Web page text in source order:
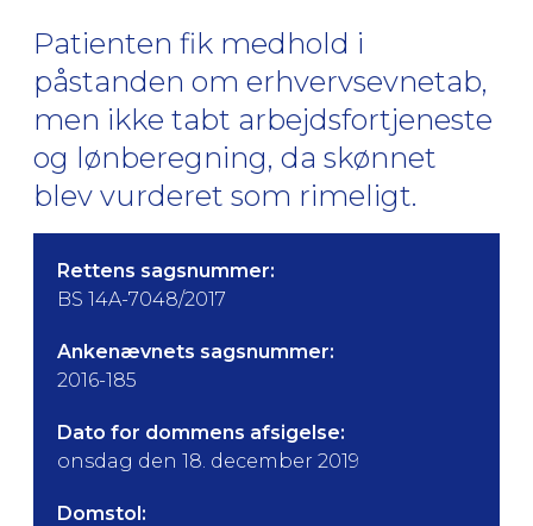
Patienten fik medhold i
påstanden om erhvervsevnetab,
men ikke tabt arbejdsfortjeneste
og lønberegning, da skønnet
blev vurderet som rimeligt.
Rettens sagsnummer:
BS 14A-7048/2017
Ankenævnets sagsnummer:
2016-185
Dato for dommens afsigelse:
onsdag den 18. december 2019
Domstol: